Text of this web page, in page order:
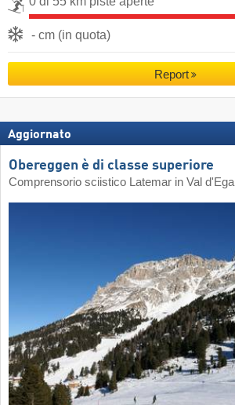
- cm (in quota)
Report
Aggiornato
Obereggen è di classe superiore
Comprensorio sciistico Latemar in Val d'Ega